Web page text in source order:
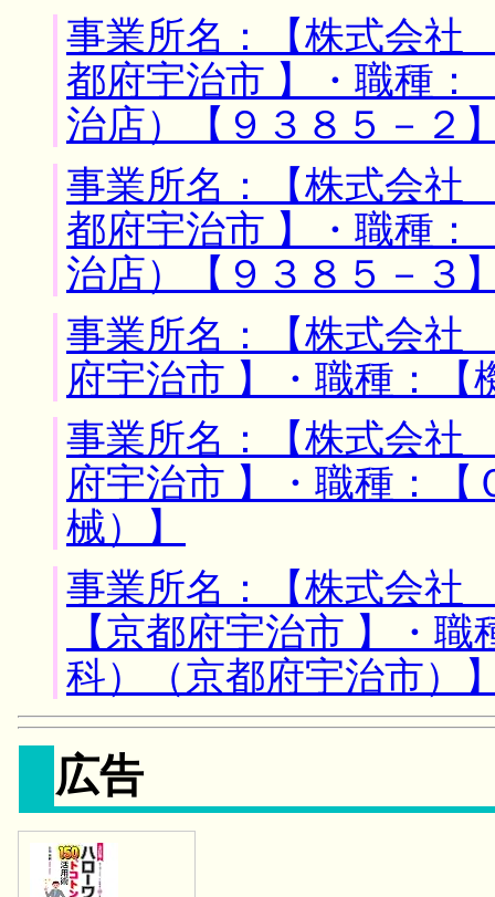
事業所名：【株式会
都府宇治市 】・職種
治店）【９３８５－２
事業所名：【株式会
都府宇治市 】・職種
治店）【９３８５－３
事業所名：【株式会
府宇治市 】・職種：
事業所名：【株式会
府宇治市 】・職種：
械）】
事業所名：【株式会
【京都府宇治市 】・
科）（京都府宇治市）
広告